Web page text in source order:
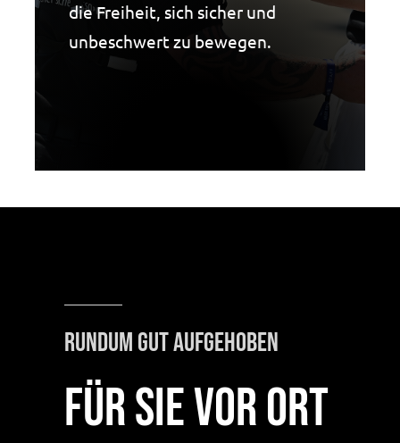
die Freiheit, sich sicher und
unbeschwert zu bewegen.
Rundum gut aufgehoben
Für Sie vor Ort